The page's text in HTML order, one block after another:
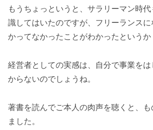
もうちょっというと、サラリーマン時
識してはいたのですが、フリーランス
かってなかったことがわかったというか
経営者としての実感は、自分で事業を
からないのでしょうね。
著書を読んでご本人の肉声を聴くと、も
ました。